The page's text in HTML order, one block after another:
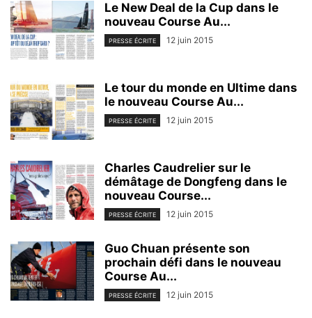
Le New Deal de la Cup dans le
nouveau Course Au...
PRESSE ÉCRITE 12 juin 2015
Le tour du monde en Ultime dans
le nouveau Course Au...
PRESSE ÉCRITE 12 juin 2015
Charles Caudrelier sur le
démâtage de Dongfeng dans le
nouveau Course...
PRESSE ÉCRITE 12 juin 2015
Guo Chuan présente son
prochain défi dans le nouveau
Course Au...
PRESSE ÉCRITE 12 juin 2015